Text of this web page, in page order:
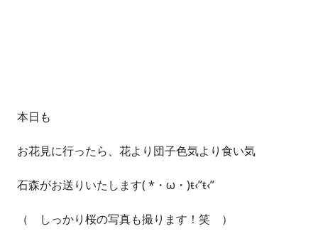
本日も
お花見に行ったら、花より団子色気より食い気
石森がお送りいたします( *・ω・)ŧ‹”ŧ‹”
（ しっかり桜の写真も撮ります！笑 ）